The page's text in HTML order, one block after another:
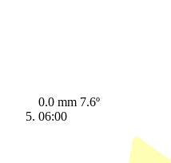
0.0 mm 7.6º
06:00